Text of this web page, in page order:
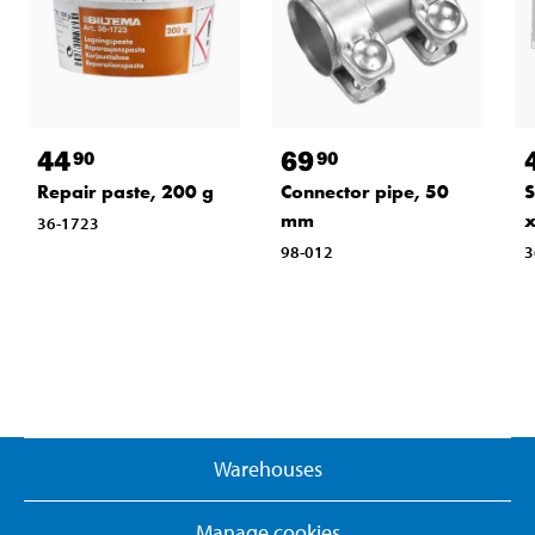
4490
Repair paste, 200 g
36-1723
6990
Connector pipe, 50
mm
98-012
Warehouses